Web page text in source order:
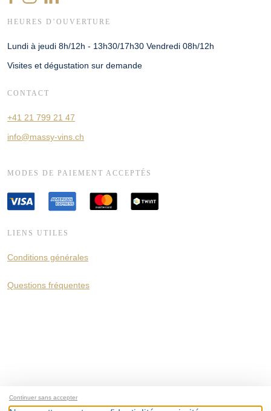
HEURES D’OUVERTURE
Lundi à jeudi 8h/12h - 13h30/17h30 Vendredi 08h/12h
Visites et dégustation sur demande
CONTACT
+41 21 799 21 47
info@massy-vins.ch
MODES DE PAIEMENT ACCEPTÉS
LIENS UTILES
Conditions générales
Questions fréquentes
Continuer sans accepter